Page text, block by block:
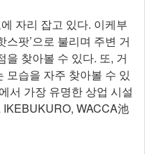
자리 잡고 있다. 이케부
스팟’으로 불리며 주변 거
을 찾아볼 수 있다. 또, 거
모습을 자주 찾아볼 수 있
서 가장 유명한 상업 시설
IKEBUKURO, WACCA池